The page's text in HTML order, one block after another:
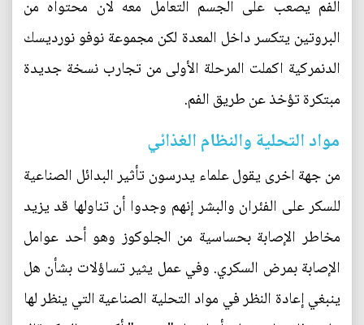
الفم يصعب على الجسم التعامل معه لان محتواه من
البروتين يتكسر داخل المعدة لكن مجموعة نوفو نورديسك
الدنمركية اكملت المرحلة الأولى من تجارب نسخة جديدة
مبتكرة تؤخذ عن طريق الفم.
مواد التحلية والنظام الغذائي
من جهة اخرى يقول علماء يدرسون تأثير البدائل الصناعية
للسكر على الفئران والبشر إنهم وجدوا أن تناولها قد يزيد
مخاطر الإصابة بحساسية من الجلوكوز وهو أحد عوامل
الإصابة بمرض السكري. وفي عمل يثير تساؤلات بشأن هل
ينبغي إعادة النظر في مواد التحلية الصناعية التي ينظر لها